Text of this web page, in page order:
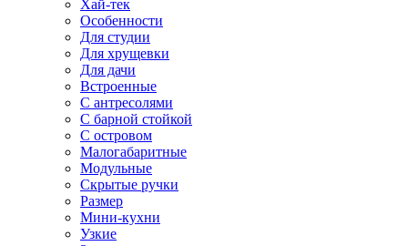
Хай-тек
Особенности
Для студии
Для хрущевки
Для дачи
Встроенные
С антресолями
С барной стойкой
С островом
Малогабаритные
Модульные
Скрытые ручки
Размер
Мини-кухни
Узкие